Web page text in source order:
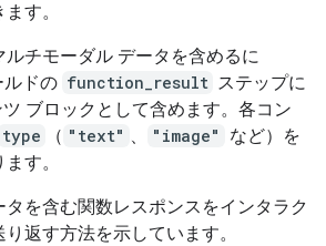
す。
チモーダル データを含めるに
ルドの function_result ステップに
ブロックとして含めます。各コン
type （ "text" 、 "image"
など）を
す。
を含む関数レスポンスをインタラク
返す方法を示しています。